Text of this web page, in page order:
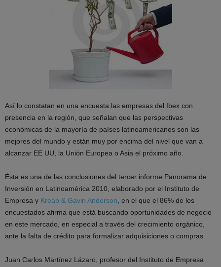
Así lo constatan en una encuesta las empresas del Ibex con
presencia en la región, que señalan que las perspectivas
económicas de la mayoría de países latinoamericanos son las
mejores del mundo y están muy por encima del nivel que van a
alcanzar EE UU, la Unión Europea o Asia el próximo año.
Ésta es una de las conclusiones del tercer informe Panorama de
Inversión en Latinoamérica 2010, elaborado por el Instituto de
Empresa y Kreab & Gavin Anderson , en el que el 86% de los
encuestados afirma que está buscando oportunidades de negocio
en este mercado, en especial a través del crecimiento orgánico,
ante la falta de crédito para formalizar adquisiciones o compras.
Juan Carlos Martínez Lázaro, profesor del Instituto de Empresa